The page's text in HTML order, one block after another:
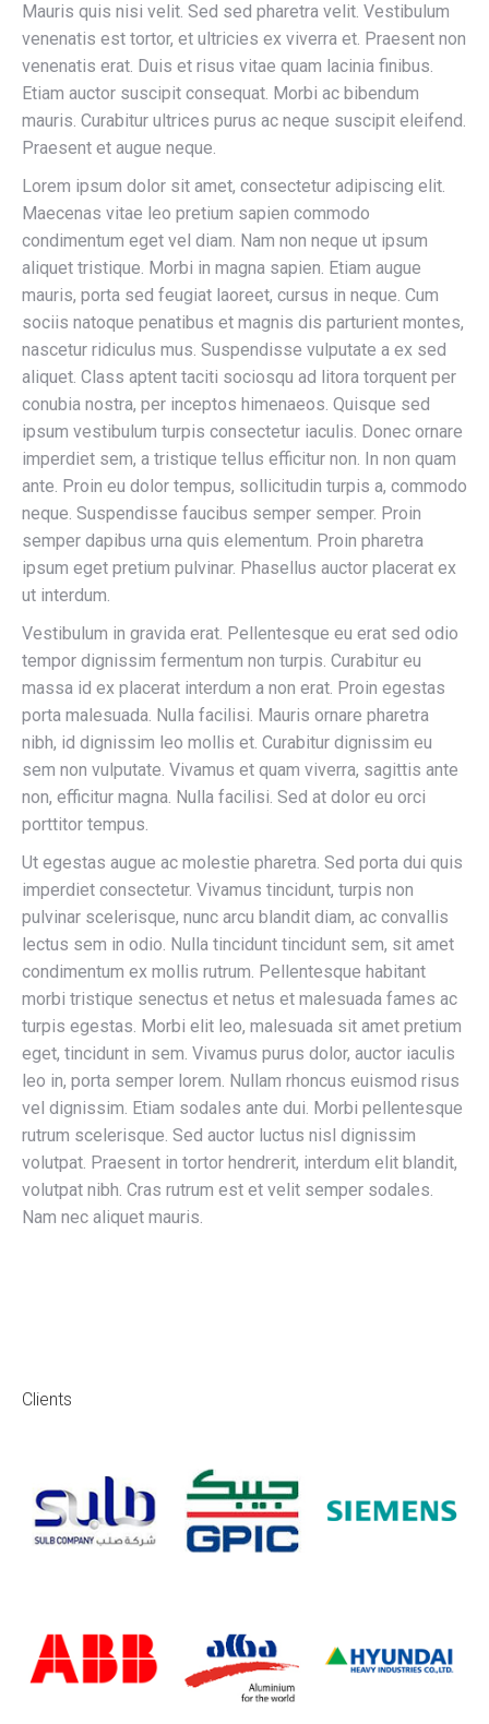
Mauris quis nisi velit. Sed sed pharetra velit. Vestibulum
venenatis est tortor, et ultricies ex viverra et. Praesent non
venenatis erat. Duis et risus vitae quam lacinia finibus.
Etiam auctor suscipit consequat. Morbi ac bibendum
mauris. Curabitur ultrices purus ac neque suscipit eleifend.
Praesent et augue neque.
Lorem ipsum dolor sit amet, consectetur adipiscing elit.
Maecenas vitae leo pretium sapien commodo
condimentum eget vel diam. Nam non neque ut ipsum
aliquet tristique. Morbi in magna sapien. Etiam augue
mauris, porta sed feugiat laoreet, cursus in neque. Cum
sociis natoque penatibus et magnis dis parturient montes,
nascetur ridiculus mus. Suspendisse vulputate a ex sed
aliquet. Class aptent taciti sociosqu ad litora torquent per
conubia nostra, per inceptos himenaeos. Quisque sed
ipsum vestibulum turpis consectetur iaculis. Donec ornare
imperdiet sem, a tristique tellus efficitur non. In non quam
ante. Proin eu dolor tempus, sollicitudin turpis a, commodo
neque. Suspendisse faucibus semper semper. Proin
semper dapibus urna quis elementum. Proin pharetra
ipsum eget pretium pulvinar. Phasellus auctor placerat ex
ut interdum.
Vestibulum in gravida erat. Pellentesque eu erat sed odio
tempor dignissim fermentum non turpis. Curabitur eu
massa id ex placerat interdum a non erat. Proin egestas
porta malesuada. Nulla facilisi. Mauris ornare pharetra
nibh, id dignissim leo mollis et. Curabitur dignissim eu
sem non vulputate. Vivamus et quam viverra, sagittis ante
non, efficitur magna. Nulla facilisi. Sed at dolor eu orci
porttitor tempus.
Ut egestas augue ac molestie pharetra. Sed porta dui quis
imperdiet consectetur. Vivamus tincidunt, turpis non
pulvinar scelerisque, nunc arcu blandit diam, ac convallis
lectus sem in odio. Nulla tincidunt tincidunt sem, sit amet
condimentum ex mollis rutrum. Pellentesque habitant
morbi tristique senectus et netus et malesuada fames ac
turpis egestas. Morbi elit leo, malesuada sit amet pretium
eget, tincidunt in sem. Vivamus purus dolor, auctor iaculis
leo in, porta semper lorem. Nullam rhoncus euismod risus
vel dignissim. Etiam sodales ante dui. Morbi pellentesque
rutrum scelerisque. Sed auctor luctus nisl dignissim
volutpat. Praesent in tortor hendrerit, interdum elit blandit,
volutpat nibh. Cras rutrum est et velit semper sodales.
Nam nec aliquet mauris.
Clients